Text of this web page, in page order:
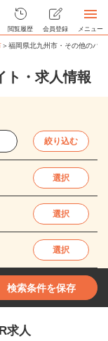
閲覧履歴 会員登録 メニュー
＞福岡県北九州市・その他のバ
ト・求人情報
絞り込む
選択
選択
選択
検索条件を保存
求人